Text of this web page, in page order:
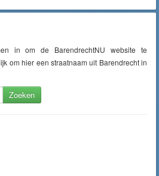
in om de BarendrechtNU website te
om hier een straatnaam uit Barendrecht in
Zoeken